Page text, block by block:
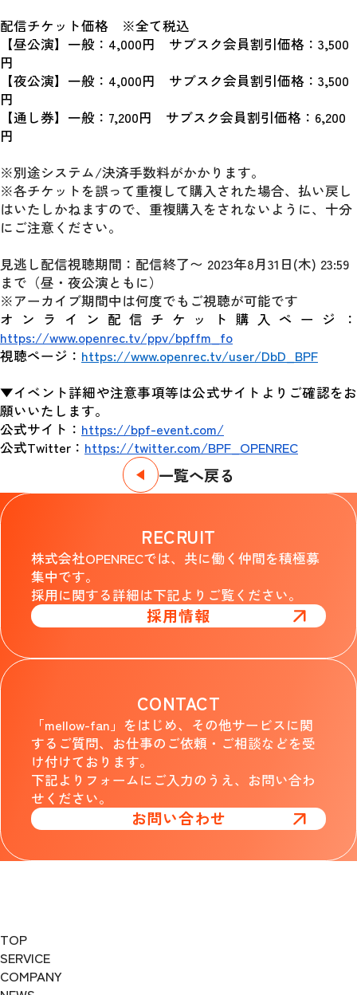
配信チケット価格　※全て税込
【昼公演】一般：4,000円　サブスク会員割引価格：3,500
円
【夜公演】一般：4,000円　サブスク会員割引価格：3,500
円
【通し券】 一般：7,200円　サブスク会員割引価格：6,200
円
※別途システム/決済手数料がかかります。
※各チケットを誤って重複して購入された場合、払い戻し
はいたしかねますので、重複購入をされないように、十分
にご注意ください。
見逃し配信視聴期間：配信終了〜 2023年8月31日(木) 23:59
まで（昼・夜公演ともに）
※アーカイブ期間中は何度でもご視聴が可能です
オンライン配信チケット購入ページ：
https://www.openrec.tv/ppv/bpffm_fo
視聴ページ： https://www.openrec.tv/user/DbD_BPF
▼イベント詳細や注意事項等は公式サイトよりご確認をお
願いいたします。
公式サイト： https://bpf-event.com/
公式Twitter： https://twitter.com/BPF_OPENREC
一覧へ戻る
RECRUIT
株式会社OPENRECでは、共に働く仲間を積極募
集中です。
採用に関する詳細は下記よりご覧ください。
採用情報
CONTACT
「mellow-fan」をはじめ、その他サービスに関
するご質問、お仕事のご依頼・ご相談などを受
け付けております。
下記よりフォームにご入力のうえ、お問い合わ
せください。
お問い合わせ
TOP
SERVICE
COMPANY